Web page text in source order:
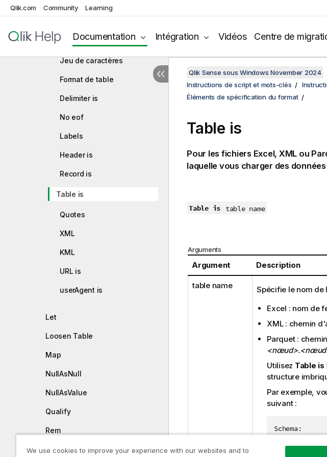
Qlik.com Community Learning
Documentation Intégration Vidéos Centre de
distinct
Éléments de spécification du
format
Jeu de caractères
Format de table
Delimiter is
No eof
Labels
Header is
Record is
Table is
Quotes
XML
KML
URL is
userAgent is
Let
Loosen Table
Map
NullAsNull
NullAsValue
Qualify
Rem
Rename
Qlik Sense sous Windows November 2024
Instructions de script et mots-clés
Éléments de spécification du format
Table is
Pour les fichiers Excel, XML ou
laquelle vous charger des
Table is table name
Arguments
Argument Description
table name
Spécifie le nom de
Excel : nom de
XML : chemin
Parquet :
Utilisez Table is
structure
Par exemple,
suivant :
Schema:
Field(name:
Field(name:
We use cookies to improve your experience with our websites and to